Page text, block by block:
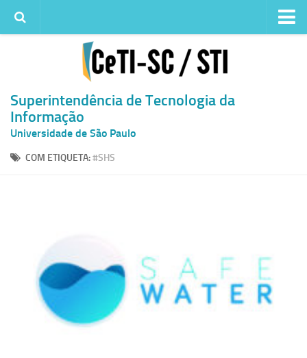
Quem somos
Histórico
Metas e ações
Superintendência de TI
Atendimento
Competências
Infraestrutura
Serviços
Superintendência de Tecnologia da
Informação
Universidade de São Paulo
COM ETIQUETA:#SHS